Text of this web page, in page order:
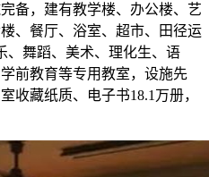
备，建有教学楼、办公楼、艺
、餐厅、浴室、超市、田径运
、舞蹈、美术、理化生、语
前教育等专用教室，设施先
收藏纸质、电子书18.1万册，